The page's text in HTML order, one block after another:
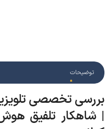
توضیحات
| شاهکار تلفیق